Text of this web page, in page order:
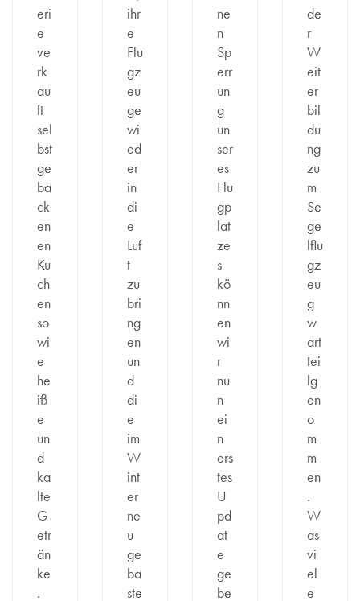
eri
e
ve
rk
au
ft
sel
bst
ge
ba
ck
en
en
Ku
ch
en
so
wi
e
he
iß
e
un
d
ka
lte
G
etr
än
ke
.
ihr
e
Flu
gz
eu
ge
wi
ed
er
in
di
e
Luf
t
zu
bri
ng
en
un
d
di
e
im
W
int
er
ne
u
ge
ba
ste
ne
n
Sp
err
un
g
un
ser
es
Flu
gp
lat
ze
s
kö
nn
en
wi
r
nu
n
ei
n
ers
tes
U
pd
at
e
ge
be
de
r
W
eit
er
bil
du
ng
zu
m
Se
ge
lflu
gz
eu
g
w
art
tei
lg
en
o
m
m
en
.
W
as
vi
el
e